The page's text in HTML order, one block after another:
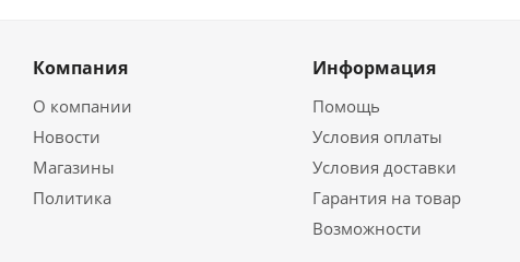
Компания
О компании
Новости
Магазины
Политика
Информация
Помощь
Условия оплаты
Условия доставки
Гарантия на товар
Возможности